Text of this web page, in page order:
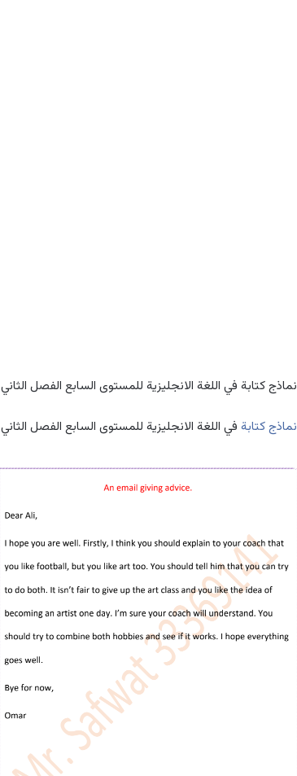
نماذج كتابة في اللغة الانجليزية للمستوى السابع الفصل الثاني
نماذج كتابة في اللغة الانجليزية للمستوى السابع الفصل الثاني